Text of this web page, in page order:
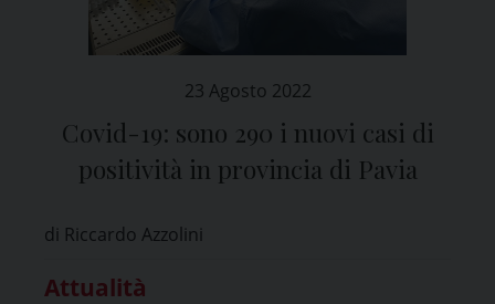
23 Agosto 2022
Covid-19: sono 290 i nuovi casi di
positività in provincia di Pavia
di Riccardo Azzolini
Attualità